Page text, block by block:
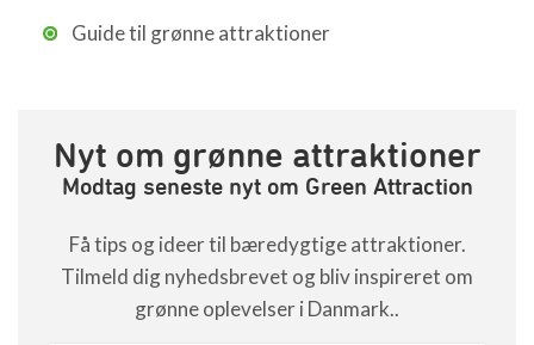
Guide til grønne attraktioner
Nyt om grønne attraktioner
Modtag seneste nyt om Green Attraction
Få tips og ideer til bæredygtige attraktioner.
Tilmeld dig nyhedsbrevet og bliv inspireret om
grønne oplevelser i Danmark..